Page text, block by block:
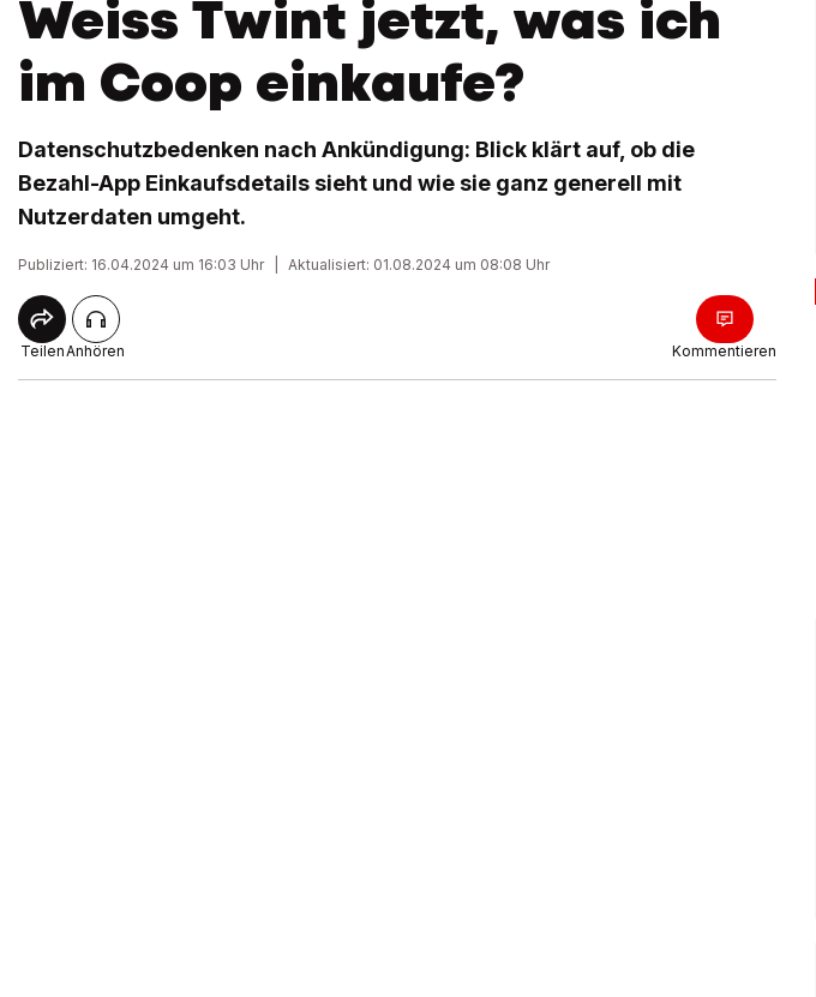
Weiss Twint jetzt, was ich
im Coop einkaufe?
Datenschutzbedenken nach Ankündigung: Blick klärt auf, ob die
Bezahl-App Einkaufsdetails sieht und wie sie ganz generell mit
Nutzerdaten umgeht.
Publiziert: 16.04.2024 um 16:03 Uhr Aktualisiert: 01.08.2024 um 08:08 Uhr
TeilenAnhören Kommentieren